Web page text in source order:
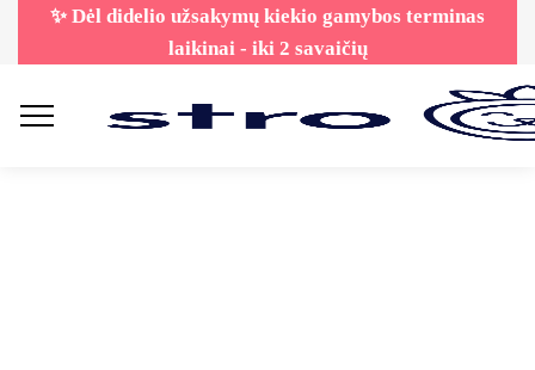
✨ Dėl didelio užsakymų kiekio gamybos terminas
laikinai - iki 2 savaičių